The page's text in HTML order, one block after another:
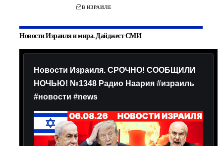
В ИЗРАИЛЕ
Новости Израиля и мира. Дайджест СМИ